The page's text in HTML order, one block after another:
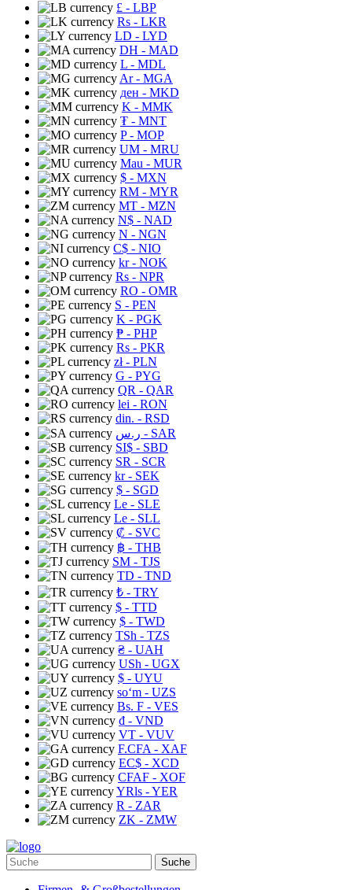
£ - LBP
Rs - LKR
LD - LYD
DH - MAD
L - MDL
Ar- MGA
ден - MKD
K - MMK
₮ - MNT
P- MOP
UM - MRU
Mau - MUR
$ - MXN
RM - MYR
MT - MZN
N$ - NAD
N - NGN
C$ - NIO
kr- NOK
Rs - NPR
RO - OMR
S - PEN
K - PGK
₱ - PHP
Rs - PKR
zł- PLN
G - PYG
QR - QAR
lei - RON
din. - RSD
ر.س - SAR
SI$ - SBD
SR - SCR
kr- SEK
$ - SGD
Le - SLE
Le - SLL
₡ - SVC
฿ - THB
ЅМ - TJS
TD - TND
₺ - TRY
$ - TTD
$ - TWD
TSh - TZS
₴ - UAH
USh - UGX
$ - UYU
soʻm - UZS
Bs. F - VES
₫ - VND
VT - VUV
F.CFA - XAF
EC$ - XCD
CFAF - XOF
YRls - YER
R - ZAR
ZK - ZMW
Suche